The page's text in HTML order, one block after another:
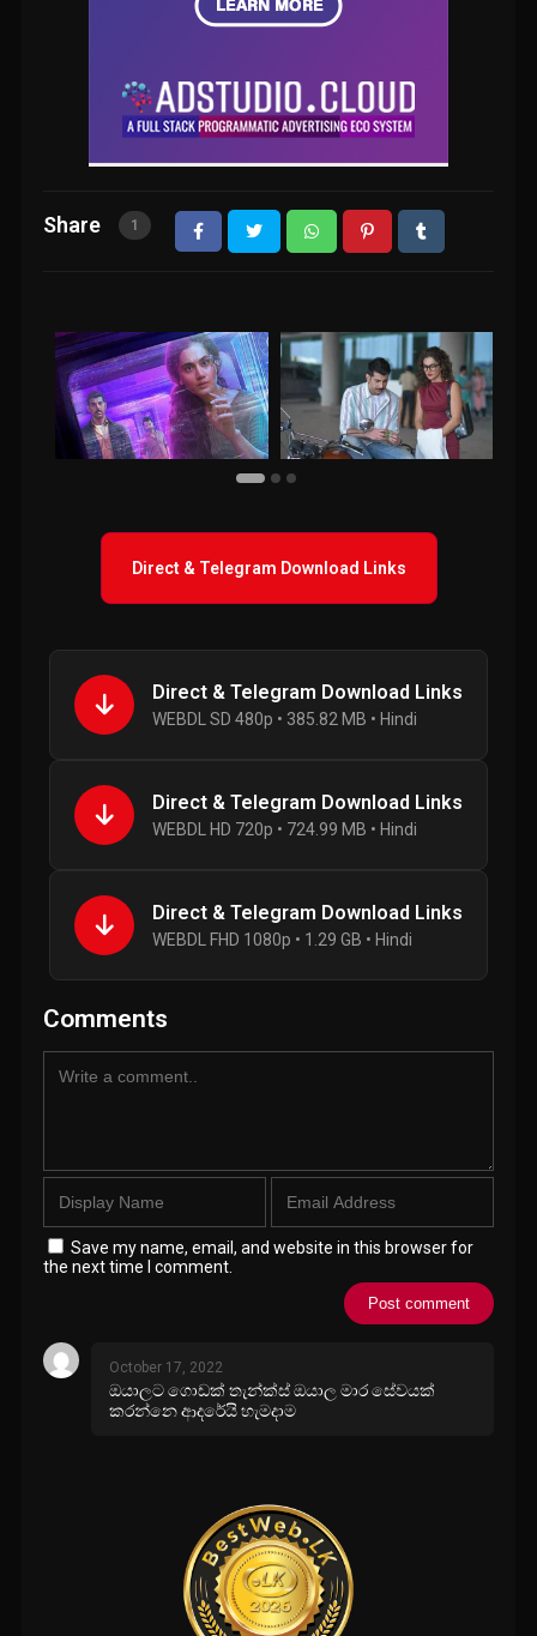
Share 1
Direct & Telegram Download Links
Direct & Telegram Download Links
WEBDL SD 480p • 385.82 MB • Hindi
Direct & Telegram Download Links
WEBDL HD 720p • 724.99 MB • Hindi
Direct & Telegram Download Links
WEBDL FHD 1080p • 1.29 GB • Hindi
Comments
Save my name, email, and website in this browser for
the next time I comment.
October 17, 2022
ඔයාලට ගොඩක් තැන්ක්ස් ඔයාල මාර සේවයක්
කරන්නෙ ආදරේයි හැමදාම